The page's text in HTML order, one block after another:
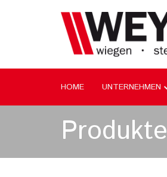
HOME UNTERNEHMEN
Produkte